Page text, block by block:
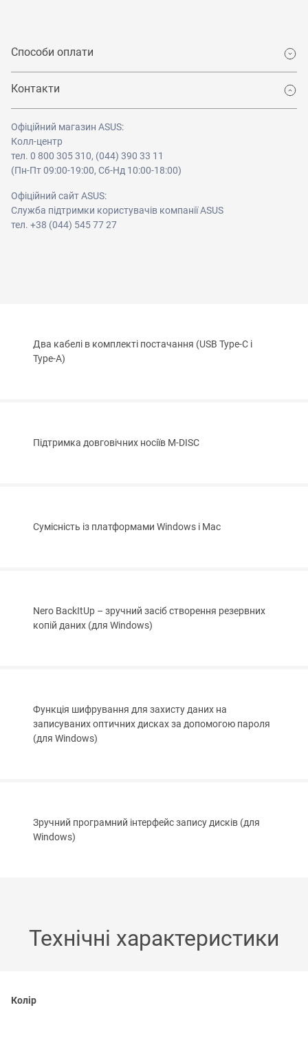
Способи оплати
Контакти
Офіційний магазин ASUS:
Колл-центр
тел. 0 800 305 310, (044) 390 33 11
(Пн-Пт 09:00-19:00, Сб-Нд 10:00-18:00)
Офіційний сайт ASUS:
Служба підтримки користувачів компанії ASUS
тел. +38 (044) 545 77 27
Два кабелі в комплекті постачання (USB Type-C і
Type-A)
Підтримка довговічних носіїв M-DISC
Сумісність із платформами Windows і Mac
Nero BackItUp – зручний засіб створення резервних
копій даних (для Windows)
Функція шифрування для захисту даних на
записуваних оптичних дисках за допомогою пароля
(для Windows)
Зручний програмний інтерфейс запису дисків (для
Windows)
Технічні характеристики
Колір